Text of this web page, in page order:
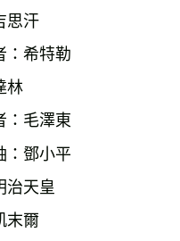
思汗
：希特勒
林
：毛澤東
：鄧小平
治天皇
末爾